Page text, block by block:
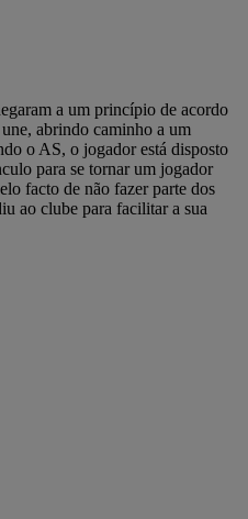
a um princípio de acordo
abrindo caminho a um
o AS, o jogador está disposto
para se tornar um jogador
facto de não fazer parte dos
ao clube para facilitar a sua